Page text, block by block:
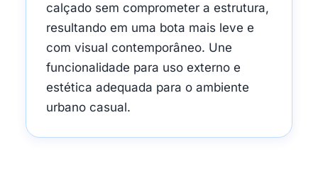
calçado sem comprometer a estrutura,
resultando em uma bota mais leve e
com visual contemporâneo. Une
funcionalidade para uso externo e
estética adequada para o ambiente
urbano casual.